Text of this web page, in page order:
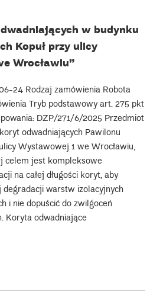
w budynku
Kopuł przy ulicy
Wrocławiu”
24 Rodzaj zamówienia Robota
Tryb podstawowy art. 275 pkt
DZP/271/6/2025 Przedmiot
odwadniających Pawilonu
Wystawowej 1 we Wrocławiu,
jest kompleksowe
na całej długości koryt, aby
warstw izolacyjnych
i nie dopuścić do zwilgoceń
Koryta odwadniające